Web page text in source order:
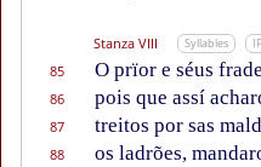
Stanza VIII Syllables
85 O prïor e séus
86
pois que assí
87
treitos por sas
88
os ladrões,